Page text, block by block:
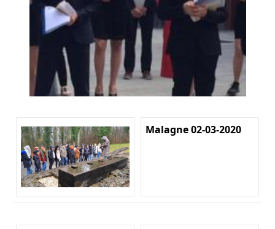
Malagne 02-03-2020